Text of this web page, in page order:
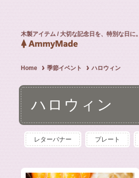
木製アイテム / 大切な記念日を、特別な日に。
Home 季節イベント ハロウィン
ハロウィン
レターバナー プレート